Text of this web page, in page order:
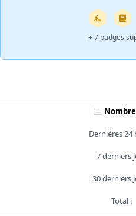
+ 7 badges
Dernières 24
7 derniers
30 derniers
Total :